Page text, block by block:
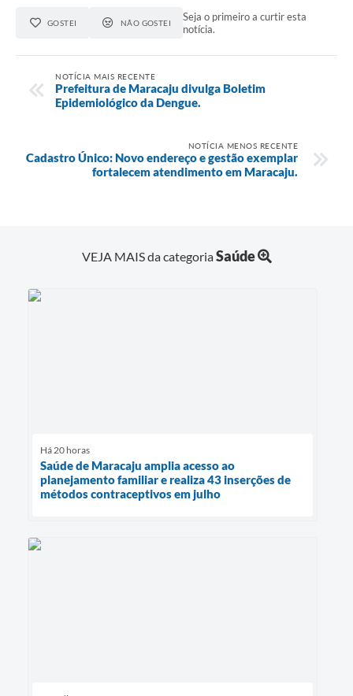
GOSTEI NÃO GOSTEI
Seja o primeiro a curtir esta
notícia.
NOTÍCIA MAIS RECENTE
Prefeitura de Maracaju divulga Boletim
Epidemiológico da Dengue.
NOTÍCIA MENOS RECENTE
Cadastro Único: Novo endereço e gestão exemplar
fortalecem atendimento em Maracaju.
VEJA MAIS da categoriaSaúde
Há 20 horas
Saúde de Maracaju amplia acesso ao
planejamento familiar e realiza 43 inserções de
métodos contraceptivos em julho